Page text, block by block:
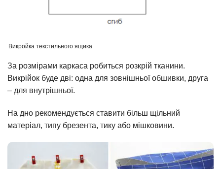
Викройка текстильного ящика
За розмірами каркаса робиться розкрій тканини.
Викрійок буде дві: одна для зовнішньої обшивки, друга
– для внутрішньої.
На дно рекомендується ставити більш щільний
матеріал, типу брезента, тику або мішковини.